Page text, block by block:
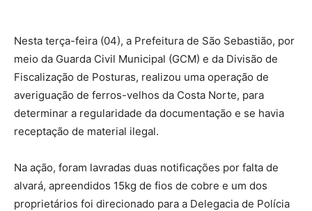
Nesta terça-feira (04), a Prefeitura de São Sebastião, por
meio da Guarda Civil Municipal (GCM) e da Divisão de
Fiscalização de Posturas, realizou uma operação de
averiguação de ferros-velhos da Costa Norte, para
determinar a regularidade da documentação e se havia
receptação de material ilegal.
Na ação, foram lavradas duas notificações por falta de
alvará, apreendidos 15kg de fios de cobre e um dos
proprietários foi direcionado para a Delegacia de Polícia